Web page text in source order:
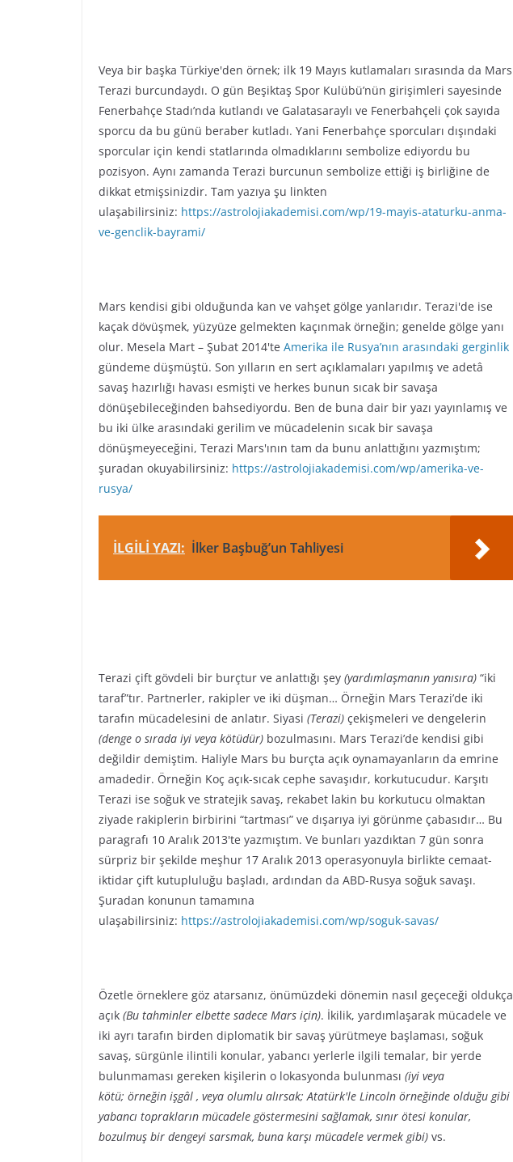
Veya bir başka Türkiye'den örnek; ilk 19 Mayıs kutlamaları sırasında da Mars
Terazi burcundaydı. O gün Beşiktaş Spor Kulübü’nün girişimleri sayesinde
Fenerbahçe Stadı’nda kutlandı ve Galatasaraylı ve Fenerbahçeli çok sayıda
sporcu da bu günü beraber kutladı. Yani Fenerbahçe sporcuları dışındaki
sporcular için kendi statlarında olmadıklarını sembolize ediyordu bu
pozisyon. Aynı zamanda Terazi burcunun sembolize ettiği iş birliğine de
dikkat etmişsinizdir. Tam yazıya şu linkten
ulaşabilirsiniz: https://astrolojiakademisi.com/wp/19-mayis-ataturku-anma-
ve-genclik-bayrami/
Mars kendisi gibi olduğunda kan ve vahşet gölge yanlarıdır. Terazi'de ise
kaçak dövüşmek, yüzyüze gelmekten kaçınmak örneğin; genelde gölge yanı
olur. Mesela Mart – Şubat 2014'te Amerika ile Rusya’nın arasındaki gerginlik
gündeme düşmüştü. Son yılların en sert açıklamaları yapılmış ve adetâ
savaş hazırlığı havası esmişti ve herkes bunun sıcak bir savaşa
dönüşebileceğinden bahsediyordu. Ben de buna dair bir yazı yayınlamış ve
bu iki ülke arasındaki gerilim ve mücadelenin sıcak bir savaşa
dönüşmeyeceğini, Terazi Mars'ının tam da bunu anlattığını yazmıştım;
şuradan okuyabilirsiniz: https://astrolojiakademisi.com/wp/amerika-ve-
rusya/
İLGİLİ YAZI: İlker Başbuğ’un Tahliyesi
Terazi çift gövdeli bir burçtur ve anlattığı şey (yardımlaşmanın yanısıra) “iki
taraf”tır. Partnerler, rakipler ve iki düşman… Örneğin Mars Terazi’de iki
tarafın mücadelesini de anlatır. Siyasi (Terazi) çekişmeleri ve dengelerin
(denge o sırada iyi veya kötüdür) bozulmasını. Mars Terazi’de kendisi gibi
değildir demiştim. Haliyle Mars bu burçta açık oynamayanların da emrine
amadedir. Örneğin Koç açık-sıcak cephe savaşıdır, korkutucudur. Karşıtı
Terazi ise soğuk ve stratejik savaş, rekabet lakin bu korkutucu olmaktan
ziyade rakiplerin birbirini “tartması” ve dışarıya iyi görünme çabasıdır… Bu
paragrafı 10 Aralık 2013'te yazmıştım. Ve bunları yazdıktan 7 gün sonra
sürpriz bir şekilde meşhur 17 Aralık 2013 operasyonuyla birlikte cemaat-
iktidar çift kutupluluğu başladı, ardından da ABD-Rusya soğuk savaşı.
Şuradan konunun tamamına
ulaşabilirsiniz: https://astrolojiakademisi.com/wp/soguk-savas/
Özetle örneklere göz atarsanız, önümüzdeki dönemin nasıl geçeceği oldukça
açık (Bu tahminler elbette sadece Mars için). İkilik, yardımlaşarak mücadele ve
iki ayrı tarafın birden diplomatik bir savaş yürütmeye başlaması, soğuk
savaş, sürgünle ilintili konular, yabancı yerlerle ilgili temalar, bir yerde
bulunmaması gereken kişilerin o lokasyonda bulunması (iyi veya
kötü; örneğin işgâl , veya olumlu alırsak; Atatürk'le Lincoln örneğinde olduğu gibi
yabancı toprakların mücadele göstermesini sağlamak, sınır ötesi konular,
bozulmuş bir dengeyi sarsmak, buna karşı mücadele vermek gibi) vs.